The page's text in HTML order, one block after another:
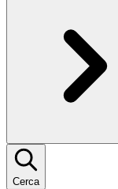
Cerca